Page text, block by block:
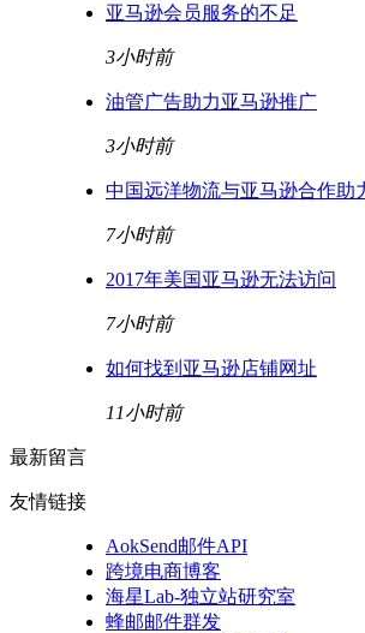
亚马逊会员服务的不足
3小时前
油管广告助力亚马逊推广
3小时前
中国远洋物流与亚马逊合作助
7小时前
2017年美国亚马逊无法访问
7小时前
如何找到亚马逊店铺网址
11小时前
最新留言
友情链接
AokSend邮件API
跨境电商博客
海星Lab-独立站研究室
蜂邮邮件群发